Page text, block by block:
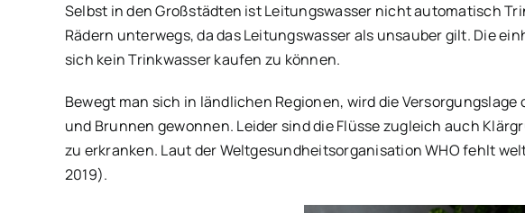
Selbst in den Großstädten ist Leitungswasser nicht automatisch
Rädern unterwegs, da das Leitungswasser als unsauber gilt. Die
sich kein Trinkwasser kaufen zu können.
Bewegt man sich in ländlichen Regionen, wird die
und Brunnen gewonnen. Leider sind die Flüsse zugleich auch
zu erkranken. Laut der Weltgesundheitsorganisation WHO fehlt
2019).